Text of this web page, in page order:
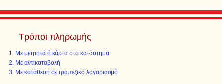
Τρόποι πληρωμής
Με μετρητά ή κάρτα στο κατάστημα
Με αντικαταβολή
Με κατάθεση σε τραπεζικό λογαριασμό